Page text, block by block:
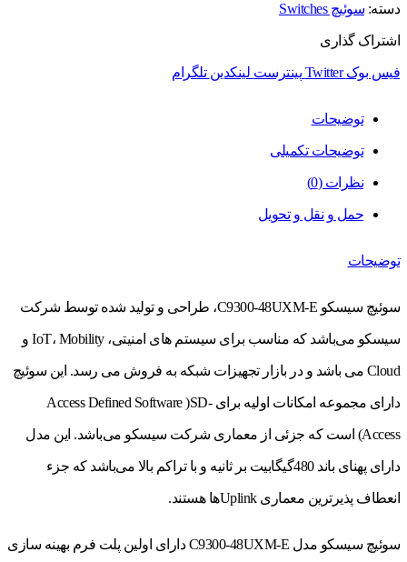
دسته: سوئیچ Switches
اشتراک گذاری
فیس بوک Twitter پینترست لینکدین تلگرام
توضیحات
توضیحات تکمیلی
نظرات (0)
حمل و نقل و تحویل
توضیحات
سوئیچ سیسکو C9300-48UXM-E، طراحی و تولید شده توسط شرکت
سیسکو می‌باشد که مناسب برای سیستم های امنیتی، IoT، Mobility و
Cloud می باشد و در بازار تجهیزات شبکه به فروش می رسد. این سوئیچ
دارای مجموعه‌ امکانات اولیه برای Access Defined Software )SD-
Access) است که جزئی از معماری شرکت سیسکو می‌باشد. این مدل
دارای پهنای باند 480گیگابیت بر ثانیه و با تراکم بالا می‌باشد که جزء
انعطاف پذیرترین معماری Uplinkها هستند.
سوئیچ سیسکو مدل C9300-48UXM-E دارای اولین پلت فرم بهینه سازی